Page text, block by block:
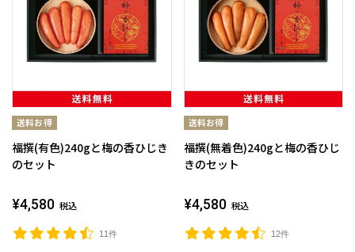
福撰(有色)240gと梅の香ひじき
のセット
11件
¥4,580 税込
福撰(無着色)240gと梅の香ひじ
きのセット
12件
¥4,580 税込